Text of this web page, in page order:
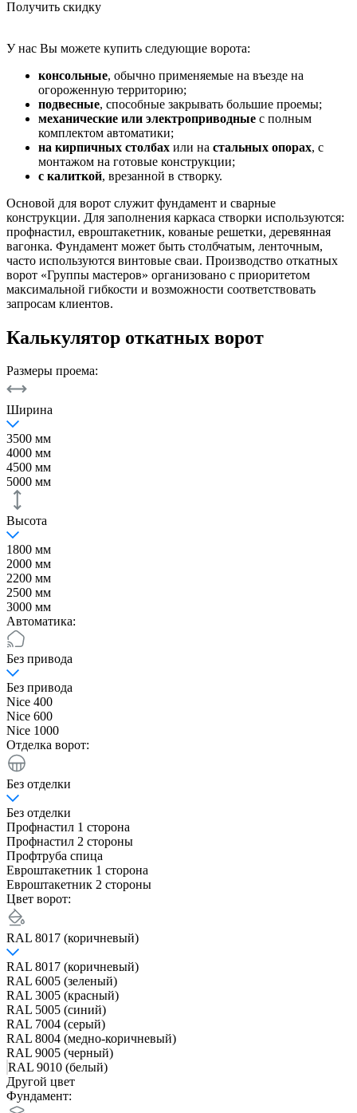
Получить скидку
У нас Вы можете купить следующие ворота:
консольные, обычно применяемые на въезде на
огороженную территорию;
подвесные, способные закрывать большие проемы;
механические или электроприводные с полным
комплектом автоматики;
на кирпичных столбах или на стальных опорах, с
монтажом на готовые конструкции;
с калиткой, врезанной в створку.
Основой для ворот служит фундамент и сварные
конструкции. Для заполнения каркаса створки используются:
профнастил, евроштакетник, кованые решетки, деревянная
вагонка. Фундамент может быть столбчатым, ленточным,
часто используются винтовые сваи. Производство откатных
ворот «Группы мастеров» организовано с приоритетом
максимальной гибкости и возможности соответствовать
запросам клиентов.
Калькулятор откатных ворот
Размеры проема:
Ширина
3500 мм
4000 мм
4500 мм
5000 мм
Высота
1800 мм
2000 мм
2200 мм
2500 мм
3000 мм
Автоматика:
Без привода
Без привода
Nice 400
Nice 600
Nice 1000
Отделка ворот:
Без отделки
Без отделки
Профнастил 1 сторона
Профнастил 2 стороны
Профтруба спица
Евроштакетник 1 сторона
Евроштакетник 2 стороны
Цвет ворот:
RAL 8017 (коричневый)
RAL 8017 (коричневый)
RAL 6005 (зеленый)
RAL 3005 (красный)
RAL 5005 (синий)
RAL 7004 (серый)
RAL 8004 (медно-коричневый)
RAL 9005 (черный)
RAL 9010 (белый)
Другой цвет
Фундамент: